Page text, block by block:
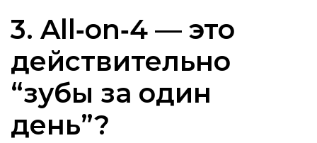
3. All‑on‑4 — это
действительно
“зубы за один
день”?